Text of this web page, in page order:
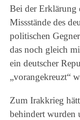
Bei der Erklärung
Missstände des
politischen
das noch gleich
ein deutscher
„vorangekreuzt“
Zum Irakkrieg
behindert wurden